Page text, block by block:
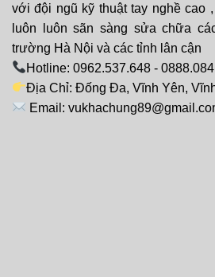
với đội ngũ kỹ thuật tay nghề cao
luôn luôn sãn sàng sửa chữa
trường Hà Nội và các tỉnh lân cận
Hotline: 0962.537.648 -
Địa Chỉ: Đống Đa, Vĩnh Yên,
Email: